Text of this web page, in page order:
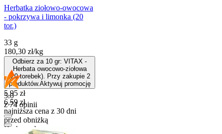
Herbatka ziołowo-owocowa
- pokrzywa i limonka (20
tor.)
33 g
180,30 zł/kg
Odbierz za 10 gr: VITAX -
Herbata owocowo-ziołowa
(20 torebek). Przy zakupie 2
produktów.Aktywuj promocję
Cena promocyjna
5,95 zł
6,59 zł
najniższa cena z 30 dni
przed obniżką
Do koszyka
5.0
z 74 opinii